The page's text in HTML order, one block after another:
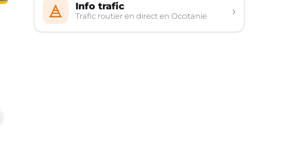
Info trafic
Trafic routier en direct en Occitanie ›